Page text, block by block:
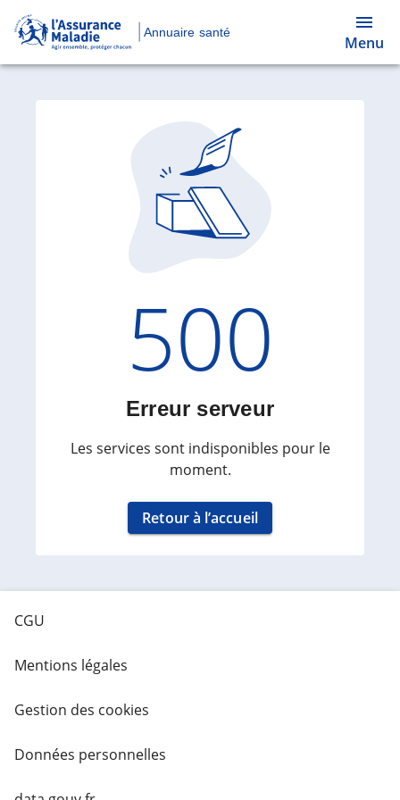
Annuaire santé
Menu
Code
500
Erreur serveur
Les services sont indisponibles pour le
moment.
Retour à l’accueil
CGU
Mentions légales
Gestion des cookies
Données personnelles